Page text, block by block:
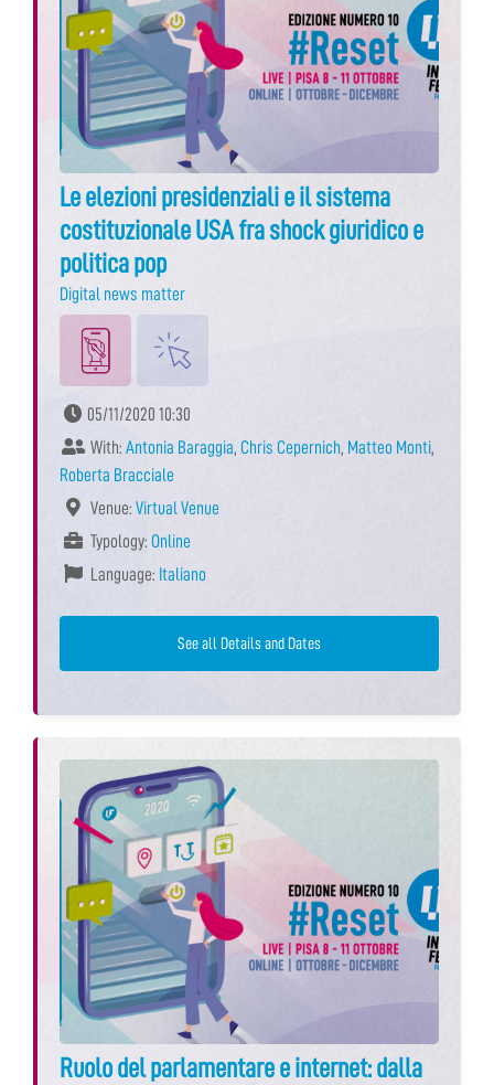
Le elezioni presidenziali e il sistema
costituzionale USA fra shock giuridico e
politica pop
Digital news matter
05/11/2020 10:30
With: Antonia Baraggia, Chris Cepernich, Matteo Monti,
Roberta Bracciale
Venue: Virtual Venue
Typology: Online
Language: Italiano
See all Details and Dates
Ruolo del parlamentare e internet: dalla